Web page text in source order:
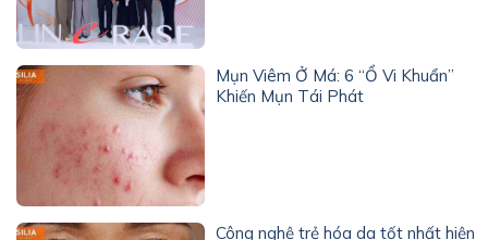
Mụn Viêm Ở Má: 6 “Ổ Vi Khuẩn”
Khiến Mụn Tái Phát
Công nghệ trẻ hóa da tốt nhất hiện